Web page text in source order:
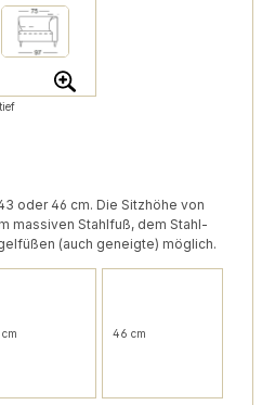
oder 46 cm. Die Sitzhöhe von
massiven Stahlfuß, dem Stahl-
(auch geneigte) möglich.
46 cm